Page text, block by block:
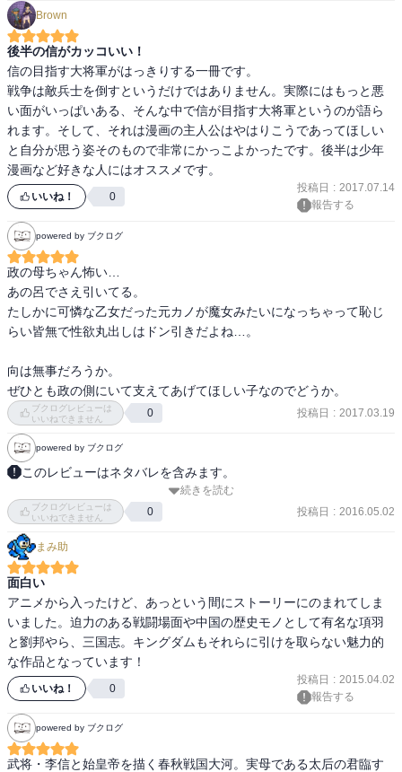
Brown
後半の信がカッコいい！
信の目指す大将軍がはっきりする一冊です。
戦争は敵兵士を倒すというだけではありません。実際にはもっと悪
い面がいっぱいある、そんな中で信が目指す大将軍というのが語ら
れます。そして、それは漫画の主人公はやはりこうであってほしい
と自分が思う姿そのもので非常にかっこよかったです。後半は少年
漫画など好きな人にはオススメです。
いいね！ 0
投稿日 : 2017.07.14
報告する
powered by ブクログ
政の母ちゃん怖い…
あの呂でさえ引いてる。
たしかに可憐な乙女だった元カノが魔女みたいになっちゃって恥じ
らい皆無で性欲丸出しはドン引きだよね…。
向は無事だろうか。
ぜひとも政の側にいて支えてあげてほしい子なのでどうか。
ブクログレビューは
いいねできません
0 投稿日 : 2017.03.19
powered by ブクログ
このレビューはネタバレを含みます。
凍てつく母子の闇。後宮へ赴き、実母である太后に援助を請うエイ
政。しかし、太后は、エイ政の政敵である丞相・呂不韋と密会
を…！？王宮、風雲急…！（裏表紙より）
本編の新たな敵も気になりますが、巻末の腕相撲大会の行方も気に
なります笑
続きを読む
ブクログレビューは
いいねできません
0 投稿日 : 2016.05.02
まみ助
面白い
アニメから入ったけど、あっという間にストーリーにのまれてしま
いました。迫力のある戦闘場面や中国の歴史モノとして有名な項羽
と劉邦やら、三国志。キングダムもそれらに引けを取らない魅力的
いいね！ 0
投稿日 : 2015.04.02
報告する
powered by ブクログ
武将・李信と始皇帝を描く春秋戦国大河。実母である太后の君臨す